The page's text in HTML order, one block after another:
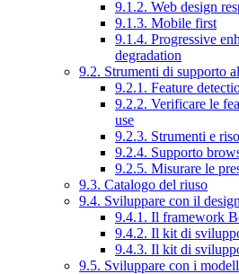
9.1.2. Web design
9.1.3. Mobile first
9.1.4. Progressive
degradation
9.2. Strumenti di supporto
9.2.1. Feature
9.2.2. Verificare le
use
9.2.3. Strumenti e
9.2.4. Supporto
9.2.5. Misurare le
9.3. Catalogo del riuso
9.4. Sviluppare con il
9.4.1. Il framework
9.4.2. Il kit di
9.4.3. Il kit di
9.5. Sviluppare con i